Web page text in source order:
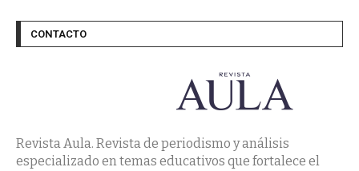
CONTACTO
Revista Aula. Revista de periodismo y análisis
especializado en temas educativos que fortalece el